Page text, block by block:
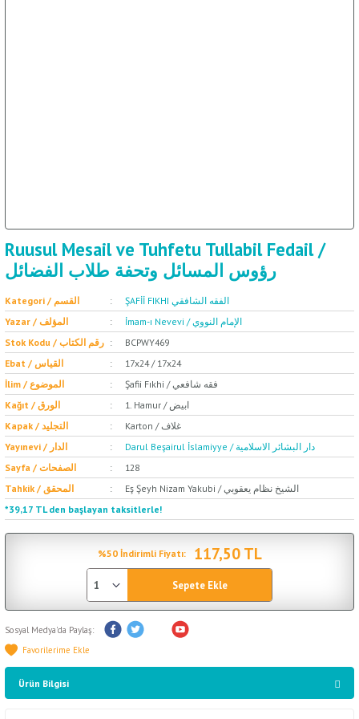
Ruusul Mesail ve Tuhfetu Tullabil Fedail /
رؤوس المسائل وتحفة طلاب الفضائل
Kategori / القسم
ŞAFİİ FIKHI الفقه الشافقي
Yazar / المؤلف
İmam-ı Nevevi / الإمام النووي
Stok Kodu / رقم الكتاب
BCPWY469
Ebat / القياس
17x24 / 17x24
İlim / الموضوع
Şafii Fıkhi / فقه شافعي
Kağıt / الورق
1. Hamur / ابيض
Kapak / التجليد
Karton / غلاف
Yayınevi / الدار
Darul Beşairul İslamiyye / دار البشائر الاسلامية
Sayfa / الصفحات
128
Tahkik / المحقق
Eş Şeyh Nizam Yakubi / الشيخ نظام يعقوبي
*39,17 TL den başlayan taksitlerle!
%50 İndirimli Fiyatı: 117,50 TL
Sepete Ekle
Sosyal Medya'da Paylaş:
Ürün Bilgisi